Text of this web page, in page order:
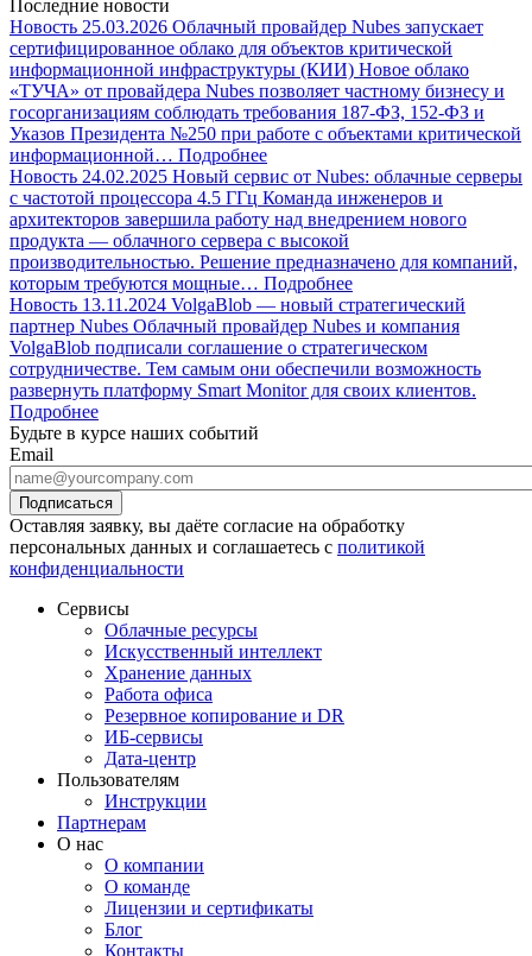
Последние новости
Новость 25.03.2026 Облачный провайдер Nubes запускает
сертифицированное облако для объектов критической
информационной инфраструктуры (КИИ) Новое облако
«ТУЧА» от провайдера Nubes позволяет частному бизнесу и
госорганизациям соблюдать требования 187-ФЗ, 152-ФЗ и
Указов Президента №250 при работе с объектами критической
информационной… Подробнее
Новость 24.02.2025 Новый сервис от Nubes: облачные серверы
с частотой процессора 4.5 ГГц Команда инженеров и
архитекторов завершила работу над внедрением нового
продукта — облачного сервера с высокой
производительностью. Решение предназначено для компаний,
которым требуются мощные… Подробнее
Новость 13.11.2024 VolgaBlob — новый стратегический
партнер Nubes Облачный провайдер Nubes и компания
VolgaBlob подписали соглашение о стратегическом
сотрудничестве. Тем самым они обеспечили возможность
развернуть платформу Smart Monitor для своих клиентов.
Подробнее
Будьте в курсе наших событий
Email
Оставляя заявку, вы даёте согласие на обработку
персональных данных и соглашаетесь с политикой
конфиденциальности
Сервисы
Облачные ресурсы
Искусственный интеллект
Хранение данных
Работа офиса
Резервное копирование и DR
ИБ-сервисы
Дата-центр
Пользователям
Инструкции
Партнерам
О нас
О компании
О команде
Лицензии и сертификаты
Блог
Контакты